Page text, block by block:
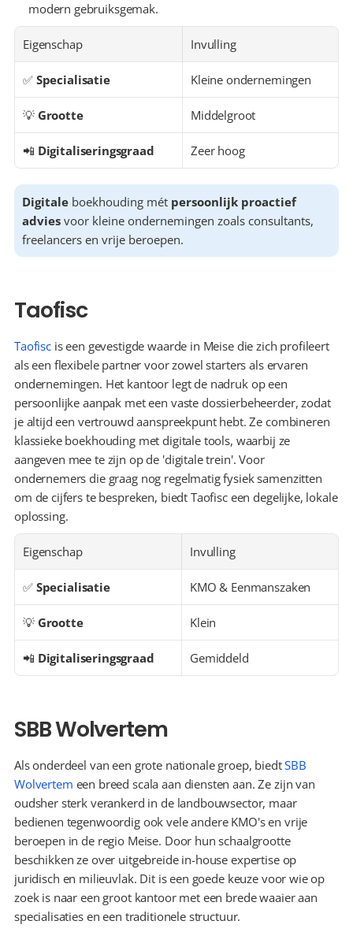
modern gebruiksgemak.
Eigenschap Invulling
✅ Specialisatie Kleine ondernemingen
💡 Grootte Middelgroot
📲 Digitaliseringsgraad Zeer hoog
Digitale boekhouding mét persoonlijk proactief
advies voor kleine ondernemingen zoals consultants,
freelancers en vrije beroepen.
Taofisc
Taofisc is een gevestigde waarde in Meise die zich profileert
als een flexibele partner voor zowel starters als ervaren
ondernemingen. Het kantoor legt de nadruk op een
persoonlijke aanpak met een vaste dossierbeheerder, zodat
je altijd een vertrouwd aanspreekpunt hebt. Ze combineren
klassieke boekhouding met digitale tools, waarbij ze
aangeven mee te zijn op de 'digitale trein'. Voor
ondernemers die graag nog regelmatig fysiek samenzitten
om de cijfers te bespreken, biedt Taofisc een degelijke, lokale
oplossing.
Eigenschap Invulling
✅ Specialisatie KMO & Eenmanszaken
💡 Grootte Klein
📲 Digitaliseringsgraad Gemiddeld
SBB Wolvertem
Als onderdeel van een grote nationale groep, biedt SBB
Wolvertem een breed scala aan diensten aan. Ze zijn van
oudsher sterk verankerd in de landbouwsector, maar
bedienen tegenwoordig ook vele andere KMO's en vrije
beroepen in de regio Meise. Door hun schaalgrootte
beschikken ze over uitgebreide in-house expertise op
juridisch en milieuvlak. Dit is een goede keuze voor wie op
zoek is naar een groot kantoor met een brede waaier aan
specialisaties en een traditionele structuur.